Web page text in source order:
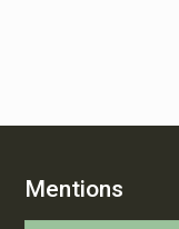
Mentions